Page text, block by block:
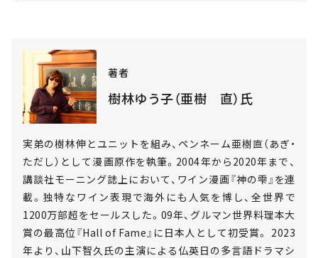
著者
樹林ゆう子（亜樹 直）氏
実弟の樹林伸とユニットを組み、ペンネーム亜樹直（あぎ・
ただし）として漫画原作を執筆。2004年から2020年まで、
講談社モーニング誌上において、ワイン漫画『神の雫』を連
載。独特なワイン表現で海外にも人気を博し、全世界で
1200万部超をセールスした。09年、グルマン世界料理本大
賞の最高位『Hall of Fame』に日本人として初受賞。 2023
年より、山下智久氏の主演による仏英日の多言語ドラマシ